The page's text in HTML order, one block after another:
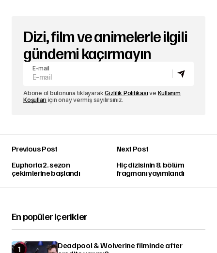
Dizi, film ve animelerle ilgili
gündemi kaçırmayın
E-mail
Abone ol butonuna tıklayarakGizlilik Politikası ve Kullanım
Koşulları için onay vermiş sayılırsınız.
Previous Post
Euphoria 2. sezon
çekimlerine başlandı
Next Post
Hiç dizisinin 8. bölüm
fragmanı yayımlandı
En popüler içerikler
Deadpool & Wolverine filminde after